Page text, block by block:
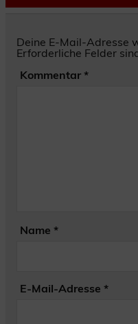
Deine E-Mail-Adresse
Erforderliche Felder
Kommentar *
Name *
E-Mail-Adresse *